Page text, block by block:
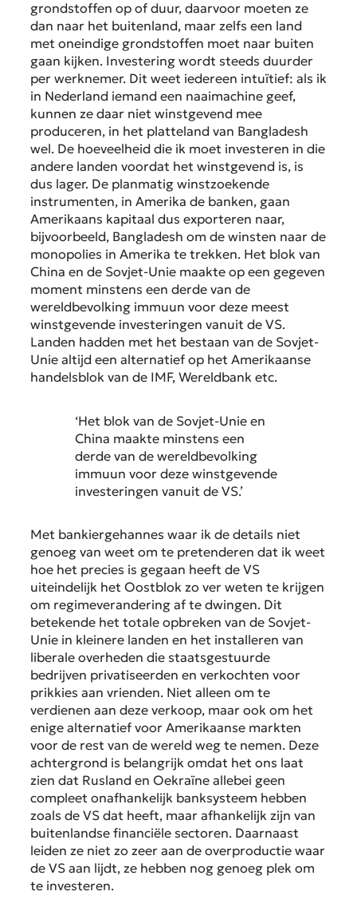
grondstoffen op of duur, daarvoor moeten ze
dan naar het buitenland, maar zelfs een land
met oneindige grondstoffen moet naar buiten
gaan kijken. Investering wordt steeds duurder
per werknemer. Dit weet iedereen intuïtief: als ik
in Nederland iemand een naaimachine geef,
kunnen ze daar niet winstgevend mee
produceren, in het platteland van Bangladesh
wel. De hoeveelheid die ik moet investeren in die
andere landen voordat het winstgevend is, is
dus lager. De planmatig winstzoekende
instrumenten, in Amerika de banken, gaan
Amerikaans kapitaal dus exporteren naar,
bijvoorbeeld, Bangladesh om de winsten naar de
monopolies in Amerika te trekken. Het blok van
China en de Sovjet-Unie maakte op een gegeven
moment minstens een derde van de
wereldbevolking immuun voor deze meest
winstgevende investeringen vanuit de VS.
Landen hadden met het bestaan van de Sovjet-
Unie altijd een alternatief op het Amerikaanse
handelsblok van de IMF, Wereldbank etc.
‘Het blok van de Sovjet-Unie en
China maakte minstens een
derde van de wereldbevolking
immuun voor deze winstgevende
investeringen vanuit de VS.’
Met bankiergehannes waar ik de details niet
genoeg van weet om te pretenderen dat ik weet
hoe het precies is gegaan heeft de VS
uiteindelijk het Oostblok zo ver weten te krijgen
om regimeverandering af te dwingen. Dit
betekende het totale opbreken van de Sovjet-
Unie in kleinere landen en het installeren van
liberale overheden die staatsgestuurde
bedrijven privatiseerden en verkochten voor
prikkies aan vrienden. Niet alleen om te
verdienen aan deze verkoop, maar ook om het
enige alternatief voor Amerikaanse markten
voor de rest van de wereld weg te nemen. Deze
achtergrond is belangrijk omdat het ons laat
zien dat Rusland en Oekraïne allebei geen
compleet onafhankelijk banksysteem hebben
zoals de VS dat heeft, maar afhankelijk zijn van
buitenlandse financiële sectoren. Daarnaast
leiden ze niet zo zeer aan de overproductie waar
de VS aan lijdt, ze hebben nog genoeg plek om
te investeren.